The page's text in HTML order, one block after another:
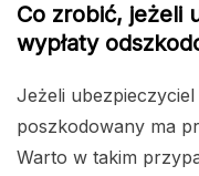
Co zrobić, jeżeli
wypłaty
Jeżeli
poszkodowany ma
Warto w takim